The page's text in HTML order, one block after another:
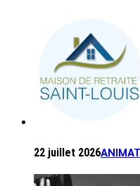
22 juillet 2026